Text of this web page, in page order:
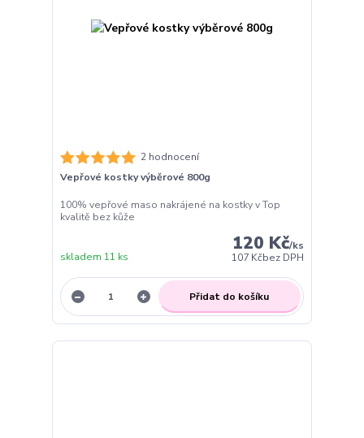
2 hodnocení
Vepřové kostky výběrové 800g
100% vepřové maso nakrájené na kostky v Top
kvalitě bez kůže
120 Kč/ks
107 Kčbez DPH
skladem 11 ks
Přidat do košíku